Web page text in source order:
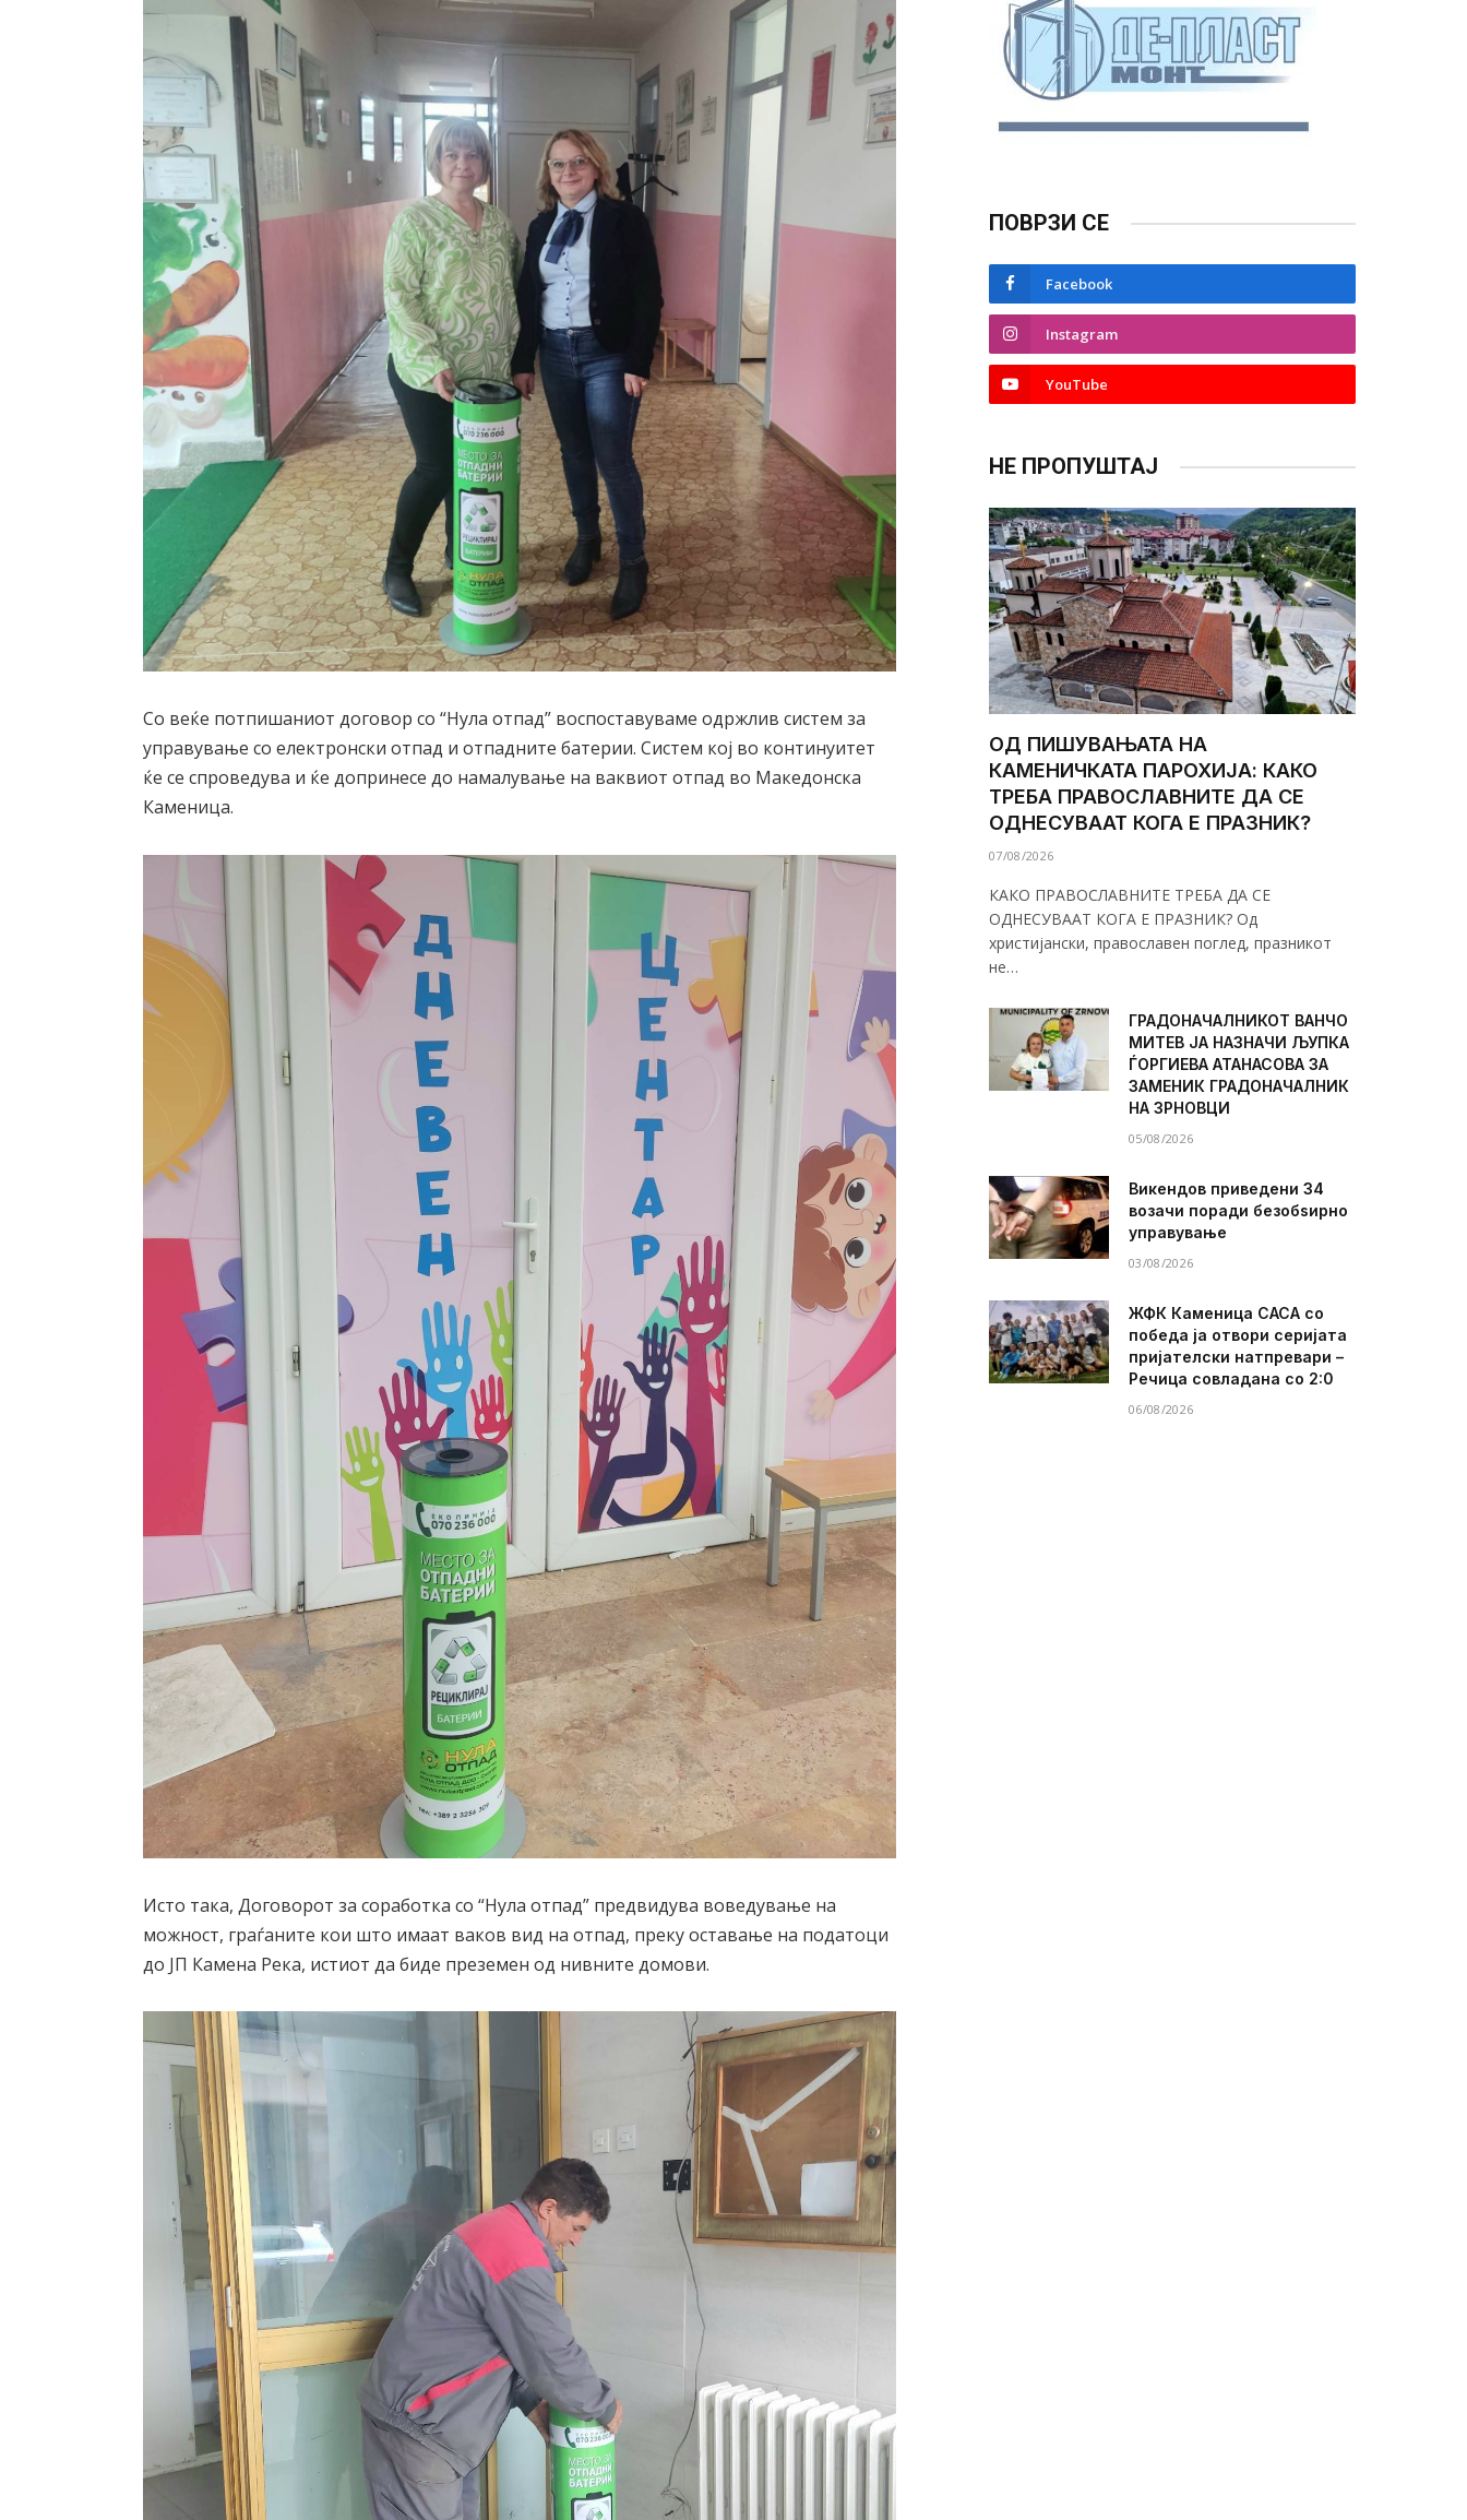
Со веќе потпишаниот договор со “Нула отпад” воспоставуваме одржлив систем за
управување со електронски отпад и отпадните батерии. Систем кој во континуитет
ќе се спроведува и ќе допринесе до намалување на ваквиот отпад во Македонска
Каменица.
Исто така, Договорот за соработка со “Нула отпад” предвидува воведување на
можност, граѓаните кои што имаат ваков вид на отпад, преку оставање на податоци
до ЈП Камена Река, истиот да биде преземен од нивните домови.
ПОВРЗИ СЕ
Facebook
Instagram
YouTube
НЕ ПРОПУШТАЈ
ОД ПИШУВАЊАТА НА
КАМЕНИЧКАТА ПАРОХИЈА: КАКО
ТРЕБА ПРАВОСЛАВНИТЕ ДА СЕ
ОДНЕСУВААТ КОГА Е ПРАЗНИК?
07/08/2026
КАКО ПРАВОСЛАВНИТЕ ТРЕБА ДА СЕ
ОДНЕСУВААТ КОГА Е ПРАЗНИК? Од
христијански, православен поглед, празникот
не…
ГРАДОНАЧАЛНИКОТ ВАНЧО
МИТЕВ ЈА НАЗНАЧИ ЉУПКА
ЃОРГИЕВА АТАНАСОВА ЗА
ЗАМЕНИК ГРАДОНАЧАЛНИК
НА ЗРНОВЦИ
05/08/2026
Викендов приведени 34
возачи поради безобѕирно
управување
03/08/2026
ЖФК Каменица САСА со
победа ја отвори серијата
пријателски натпревари –
Речица совладана со 2:0
06/08/2026